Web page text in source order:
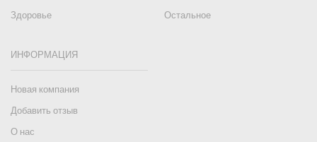
Здоровье
Остальное
ИНФОРМАЦИЯ
Новая компания
Добавить отзыв
О нас